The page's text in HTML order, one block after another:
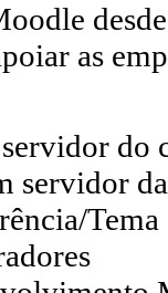
as
do
servidor
Tema